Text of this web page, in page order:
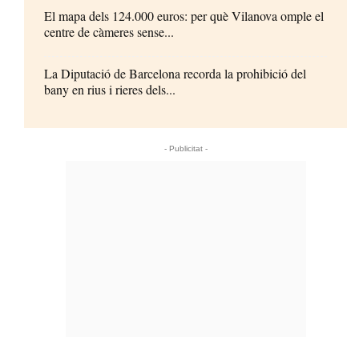
El mapa dels 124.000 euros: per què Vilanova omple el
centre de càmeres sense...
La Diputació de Barcelona recorda la prohibició del
bany en rius i rieres dels...
- Publicitat -